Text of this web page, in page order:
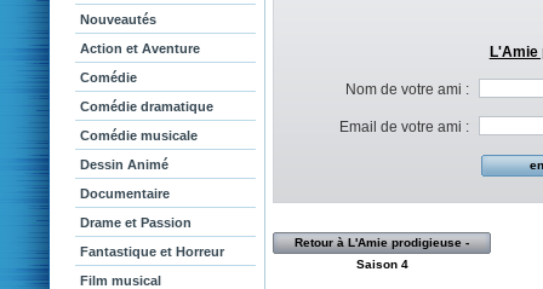
Nouveautés
Action et Aventure
Comédie
Comédie dramatique
Comédie musicale
Dessin Animé
Documentaire
Drame et Passion
Fantastique et Horreur
Film musical
L'Amie
Nom de votre ami :
Email de votre ami :
Retour à L'Amie prodigieuse -
Saison 4